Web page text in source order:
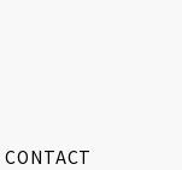
CONTACT